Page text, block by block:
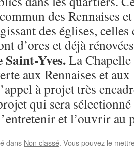
des Rennaises
des églises,
d’ores et déjà
Yves.La Chapelle
aux Rennaises et
à projet très
qui sera
et l’ouvrir au
dans Non classé. Vous pouvez le